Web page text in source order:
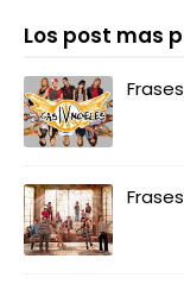
Los post mas